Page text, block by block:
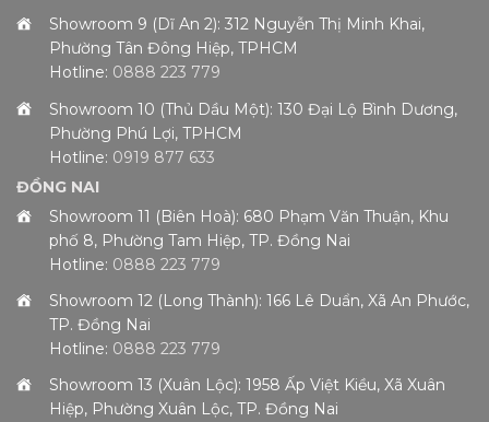
Showroom 9 (Dĩ An 2): 312 Nguyễn Thị Minh Khai,
Phường Tân Đông Hiệp, TPHCM
Hotline: 0888 223 779
Showroom 10 (Thủ Dầu Một): 130 Đại Lộ Bình Dương,
Phường Phú Lợi, TPHCM
Hotline: 0919 877 633
ĐỒNG NAI
Showroom 11 (Biên Hoà): 680 Phạm Văn Thuận, Khu
phố 8, Phường Tam Hiệp, TP. Đồng Nai
Hotline: 0888 223 779
Showroom 12 (Long Thành): 166 Lê Duẩn, Xã An Phước,
TP. Đồng Nai
Hotline: 0888 223 779
Showroom 13 (Xuân Lộc): 1958 Ấp Việt Kiều, Xã Xuân
Hiệp, Phường Xuân Lộc, TP. Đồng Nai